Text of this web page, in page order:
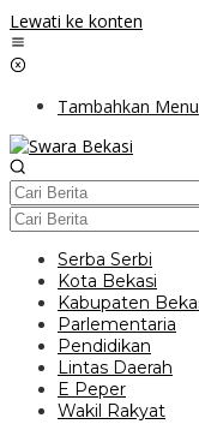
Lewati ke konten
Tambahkan Menu
Serba Serbi
Kota Bekasi
Kabupaten
Parlementaria
Pendidikan
Lintas Daerah
E Peper
Wakil Rakyat